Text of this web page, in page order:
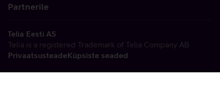
Partnerile
Telia Eesti AS
Telia is a registered Trademark of Telia Company AB
PrivaatsusteadeKüpsiste seaded